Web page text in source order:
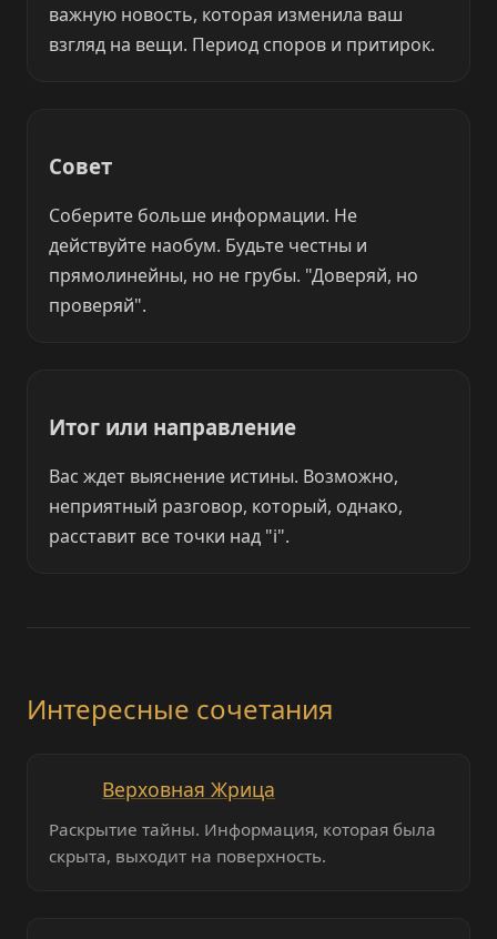
важную новость, которая изменила ваш
взгляд на вещи. Период споров и притирок.
Совет
Соберите больше информации. Не
действуйте наобум. Будьте честны и
прямолинейны, но не грубы. "Доверяй, но
проверяй".
Итог или направление
Вас ждет выяснение истины. Возможно,
неприятный разговор, который, однако,
расставит все точки над "i".
Интересные сочетания
Верховная Жрица
Раскрытие тайны. Информация, которая была
скрыта, выходит на поверхность.